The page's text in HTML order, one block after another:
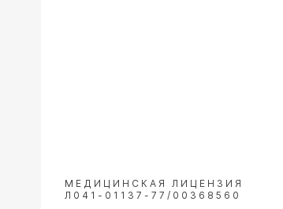
МЕДИЦИНСКАЯ ЛИЦЕНЗИЯ
Л041-01137-77/00368560